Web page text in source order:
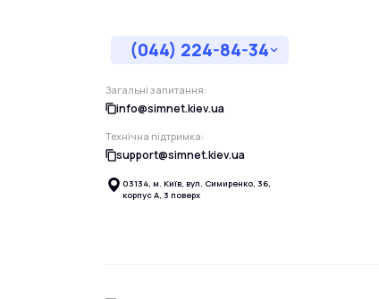
(044) 224-84-34
Загальні запитання:
info@simnet.kiev.ua
Технічна підтримка:
support@simnet.kiev.ua
03134, м. Київ, вул. Симиренко, 36,
корпус А, 3 поверх